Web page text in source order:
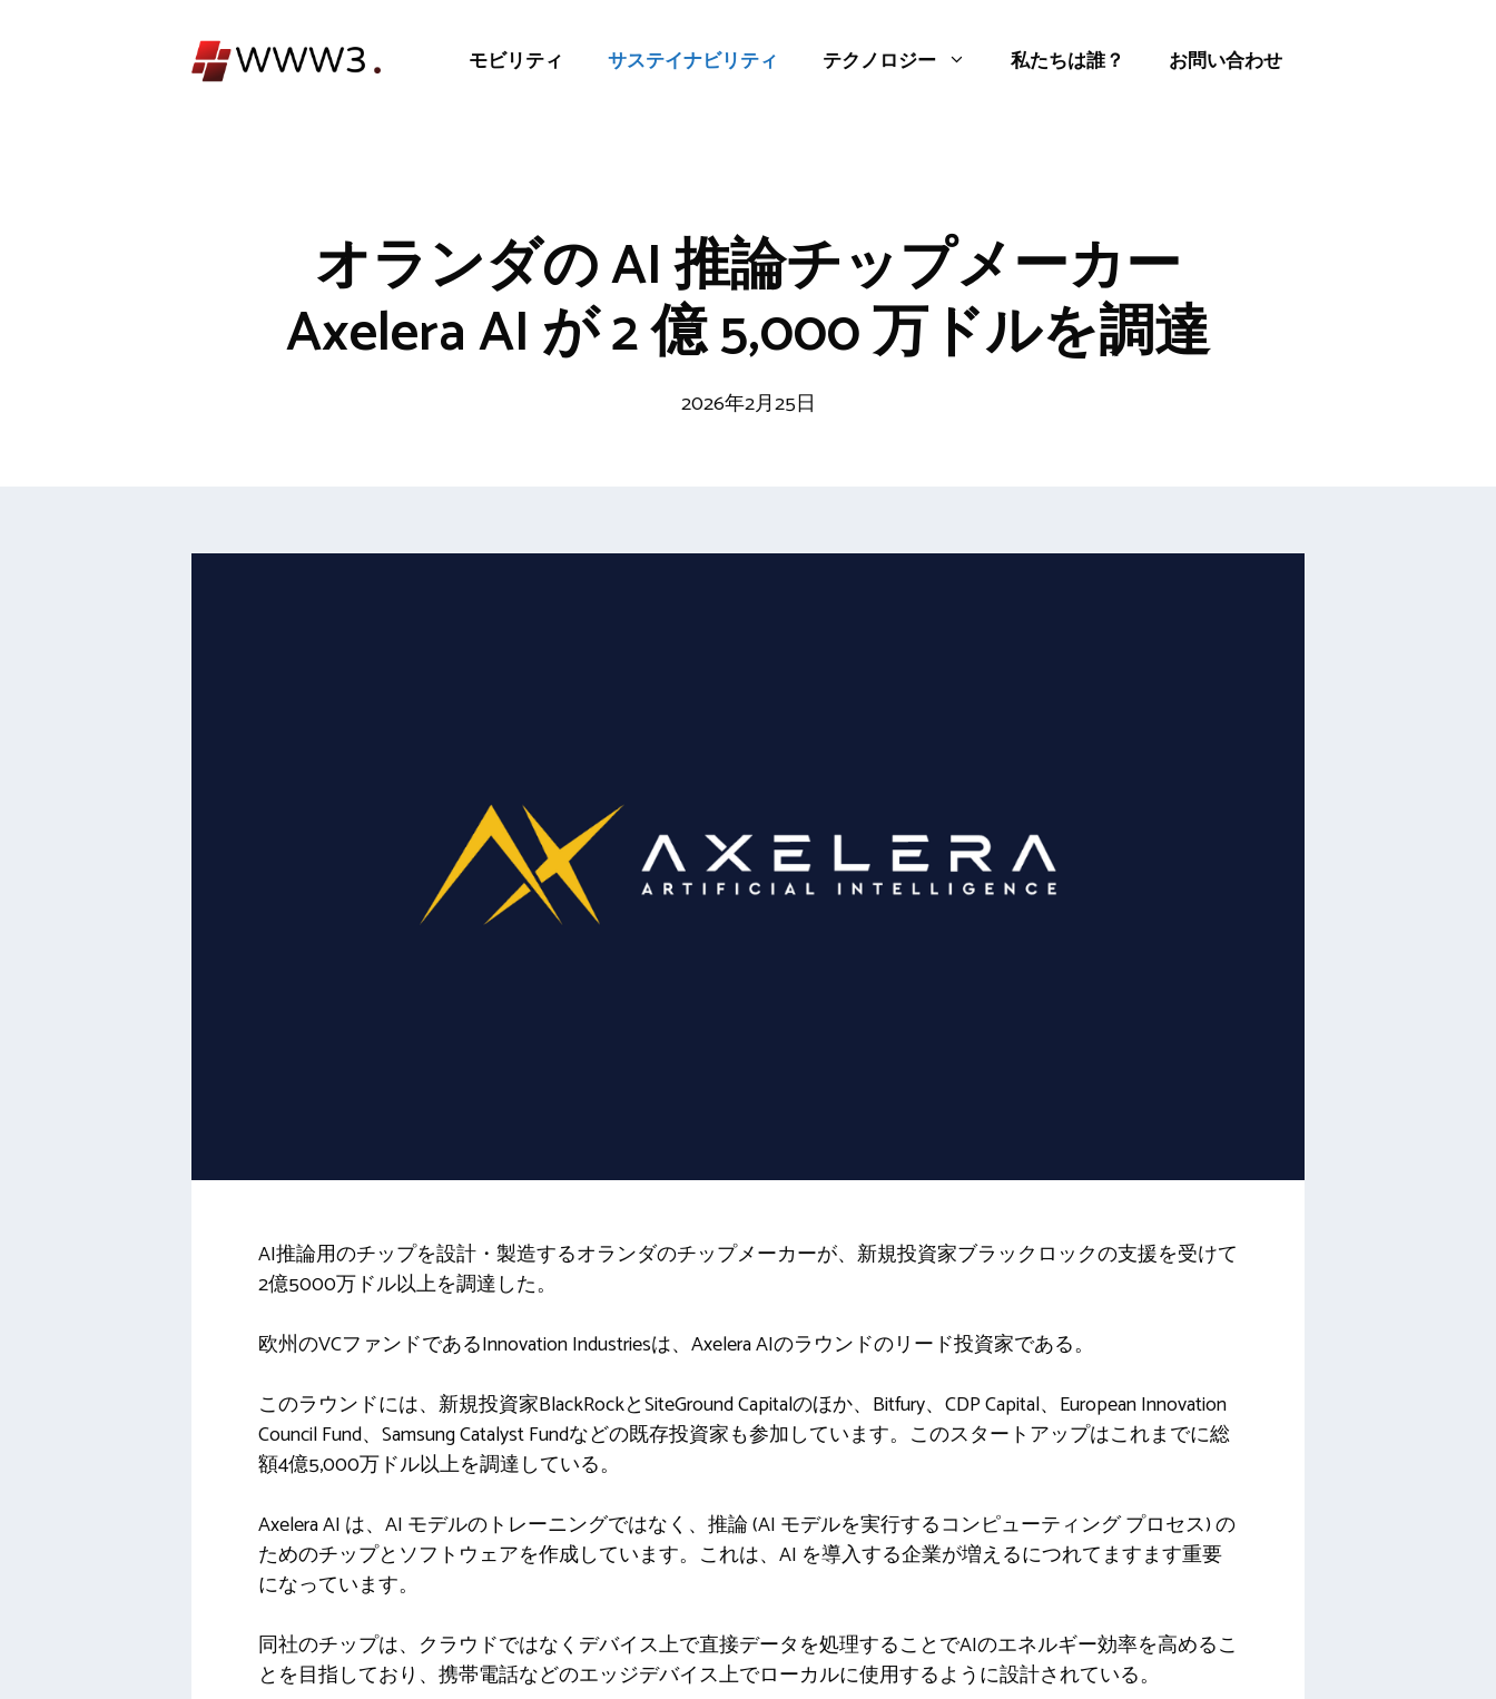
モビリティ サステイナビリティ テクノロジー 私たちは誰？ お問い合わせ
オランダの AI 推論チップメーカー
Axelera AI が 2 億 5,000 万ドルを調達
2026年2月25日
AI推論用のチップを設計・製造するオランダのチップメーカーが、新規投資家ブラックロックの支援を受けて
2億5000万ドル以上を調達した。
欧州のVCファンドであるInnovation Industriesは、Axelera AIのラウンドのリード投資家である。
このラウンドには、新規投資家BlackRockとSiteGround Capitalのほか、Bitfury、CDP Capital、European Innovation
Council Fund、Samsung Catalyst Fundなどの既存投資家も参加しています。このスタートアップはこれまでに総
額4億5,000万ドル以上を調達している。
Axelera AI は、AI モデルのトレーニングではなく、推論 (AI モデルを実行するコンピューティング プロセス) の
ためのチップとソフトウェアを作成しています。これは、AI を導入する企業が増えるにつれてますます重要
になっています。
同社のチップは、クラウドではなくデバイス上で直接データを処理することでAIのエネルギー効率を高めるこ
とを目指しており、携帯電話などのエッジデバイス上でローカルに使用するように設計されている。